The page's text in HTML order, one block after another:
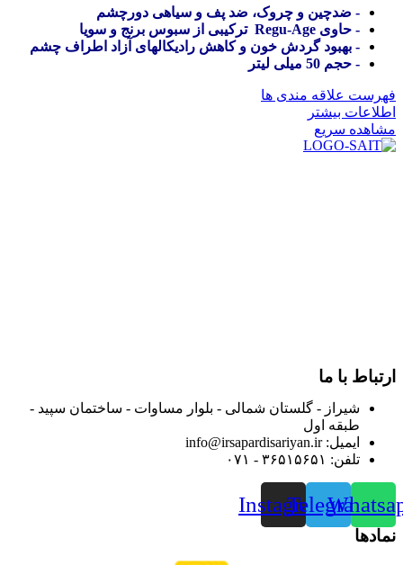
- ضدچین و چروک، ضد پف و سیاهی دورچشم
- حاوی Regu-Age ترکیبی از سبوس برنج و سویا
- بهبود گردش خون و کاهش رادیکالهای آزاد اطراف چشم
- حجم 50 میلی لیتر
فهرست علاقه مندی ها
اطلاعات بیشتر
مشاهده سریع
ارتباط با ما
شیراز - گلستان شمالی - بلوار مساوات - ساختمان سپید -
طبقه اول
ایمیل: info@irsapardisariyan.ir
تلفن: ۳۶۵۱۵۶۵۱ - ۰۷۱
Telegram
Instagram
نمادها